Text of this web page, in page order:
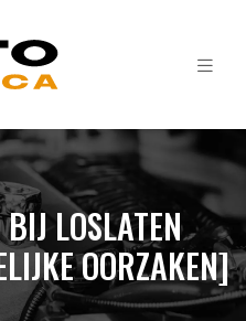
LOSLATEN
OORZAKEN]